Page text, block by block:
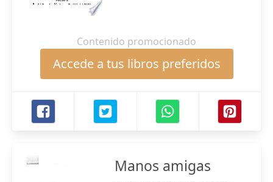
Contenido promocionado
Accede a tus libros preferidos
Manos amigas